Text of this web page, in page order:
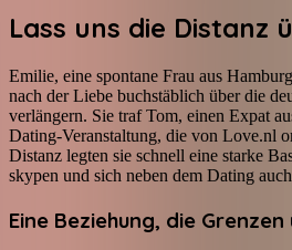
Lass uns die Distanz
Emilie, eine spontane Frau aus
nach der Liebe buchstäblich über die
verlängern. Sie traf Tom, einen Expat
Dating-Veranstaltung, die von Love.nl
Distanz legten sie schnell eine starke
skypen und sich neben dem Dating
Eine Beziehung, die